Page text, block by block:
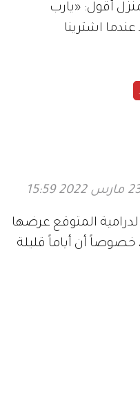
أقول: «يارب
اشترينا
المتوقع عرضها
أن أياماً قليلة